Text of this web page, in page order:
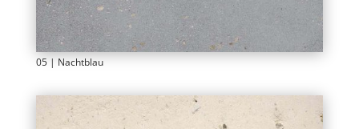
05 | Nachtblau